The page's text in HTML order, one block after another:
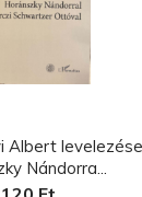
Albert levelezése
Nándorra...